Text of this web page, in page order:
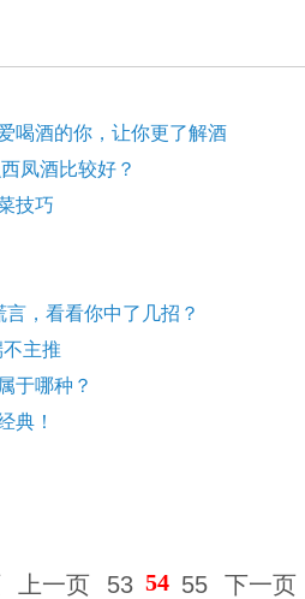
喝酒的你，让你更了解酒
凤酒比较好？
技巧
言，看看你中了几招？
主推
于哪种？
典！
上一页 53 54 55 下一页